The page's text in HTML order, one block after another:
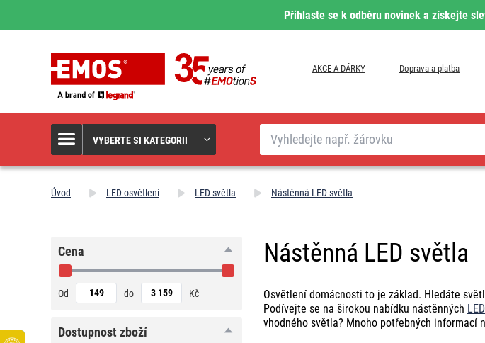
Přihlaste se k odběru novinek a získejte
AKCE A DÁRKY Doprava a platba
VYBERTE SI KATEGORII
Hledat
Úvod LED osvětlení LED světla Nástěnná LED světla
Cena
Od do Kč
Dostupnost zboží
Nástěnná LED světla
Osvětlení domácnosti to je základ. Hledáte
Podívejte se na širokou nabídku nástěnných
vhodného světla? Mnoho potřebných informací